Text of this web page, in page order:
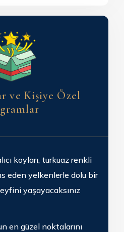
ve Kişiye Özel
koyları, turkuaz renkli
eden yelkenlerle dolu bir
yaşayacaksınız
en güzel noktalarını